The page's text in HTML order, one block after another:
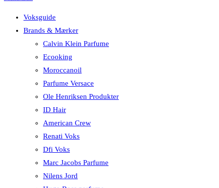
Voksguide
Brands & Mærker
Calvin Klein Parfume
Ecooking
Moroccanoil
Parfume Versace
Ole Henriksen Produkter
ID Hair
American Crew
Renati Voks
Dfi Voks
Marc Jacobs Parfume
Nilens Jord